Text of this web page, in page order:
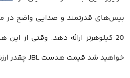
20 کیلوهرتز ارائه دهد. وقتی از
خواهید شد قیمت هدست JBL چقدر ارزش پرداخت دارد.